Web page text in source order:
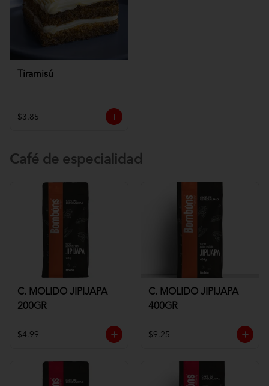
Tiramisú
$3.85
Café de especialidad
C. MOLIDO JIPIJAPA
200GR
$4.99
C. MOLIDO JIPIJAPA
400GR
$9.25